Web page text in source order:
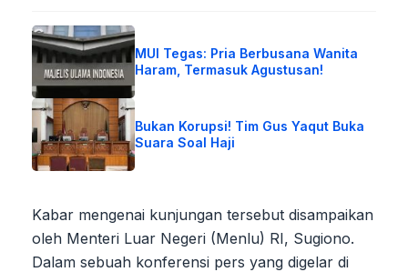
MUI Tegas: Pria Berbusana Wanita
Haram, Termasuk Agustusan!
Bukan Korupsi! Tim Gus Yaqut Buka
Suara Soal Haji
Kabar mengenai kunjungan tersebut disampaikan
oleh Menteri Luar Negeri (Menlu) RI, Sugiono.
Dalam sebuah konferensi pers yang digelar di